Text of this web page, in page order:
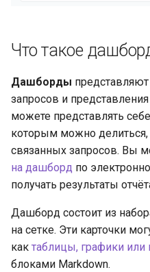
о
с
к
а
Что такое
Дашборды
запросов и
можете представлять
которым можно
связанных запросов. Вы
на дашборд по
получать результаты
Дашборд состоит из
на сетке. Эти карточки
как таблицы, графики или
блоками Markdown.